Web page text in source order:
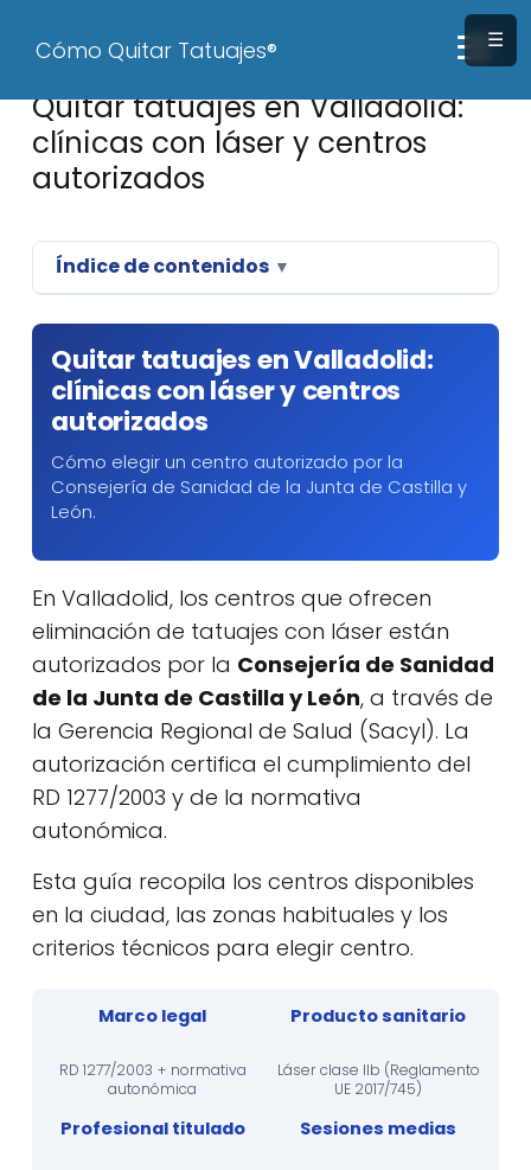
Cómo Quitar Tatuajes®
Quitar tatuajes en Valladolid:
clínicas con láser y centros
autorizados
Índice de contenidos ▼
Quitar tatuajes en Valladolid:
clínicas con láser y centros
autorizados
Cómo elegir un centro autorizado por la
Consejería de Sanidad de la Junta de Castilla y
León.
En Valladolid, los centros que ofrecen
eliminación de tatuajes con láser están
autorizados por la Consejería de Sanidad
de la Junta de Castilla y León, a través de
la Gerencia Regional de Salud (Sacyl). La
autorización certifica el cumplimiento del
RD 1277/2003 y de la normativa
autonómica.
Esta guía recopila los centros disponibles
en la ciudad, las zonas habituales y los
criterios técnicos para elegir centro.
Marco legal
RD 1277/2003 + normativa
autonómica
Producto sanitario
Láser clase IIb (Reglamento
UE 2017/745)
Profesional titulado Sesiones medias
☰